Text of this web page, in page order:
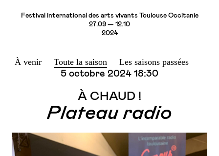
Festival international des arts vivants Toulouse Occitanie
27.09 — 12.10
2024
À venir Toute la saison
Les saisons passées
5 octobre 2024 18:30
À CHAUD !
Plateau radio